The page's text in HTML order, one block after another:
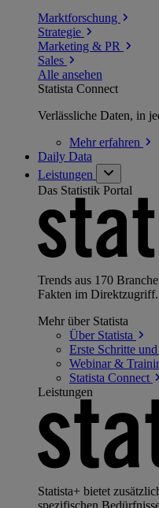
Marktforschung
Strategie
Marketing & PR
Sales
Alle ansehen
Statista Connect
Verlässliche Daten, in
Mehrerfahren
Daily Data
Leistungen
Das Statistik Portal
Trends aus 170
Fakten im Direktzugriff.
Mehr über Statista
Über Statista
Erste Schritte und
Webinar &
Statista Connect
Leistungen
Statista+ bietet
spezifischen